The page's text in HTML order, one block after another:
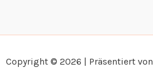
Copyright © 2026 | Präsentiert von